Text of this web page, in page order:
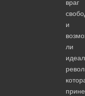
враг
и
ли